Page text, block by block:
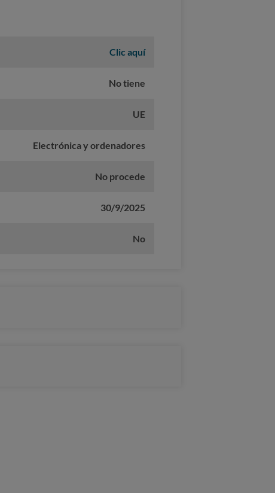
Clic aquí
No tiene
UE
Electrónica y ordenadores
No procede
30/9/2025
No